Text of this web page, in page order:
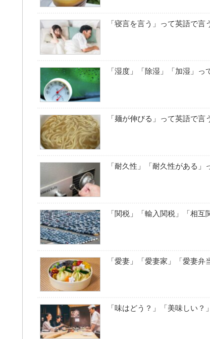
「寝言を言う」って英語で言
「湿度」「除湿」「加湿」っ
「麺が伸びる」って英語で言
「耐久性」「耐久性がある」
「関税」「輸入関税」「相
「愛妻」「愛妻家」「愛妻
「味はどう？」「美味しい？